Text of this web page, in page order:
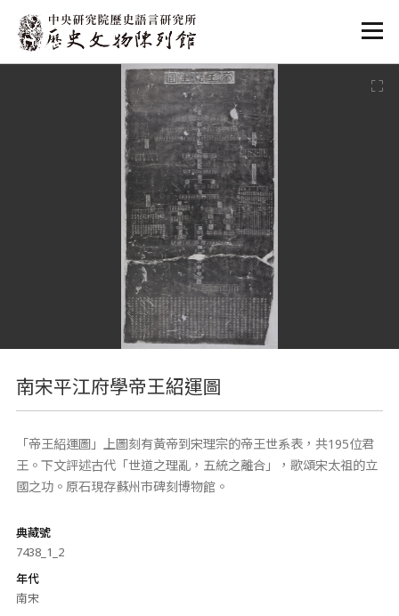
:::
南宋平江府學帝王紹運圖
「帝王紹運圖」上圖刻有黃帝到宋理宗的帝王世系表，共195位君
王。下文評述古代「世道之理亂，五統之離合」，歌頌宋太祖的立
國之功。原石現存蘇州巿碑刻博物館。
典藏號
7438_1_2
年代
南宋